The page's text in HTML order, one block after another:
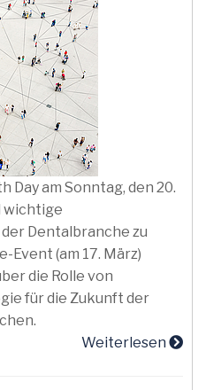
Day am Sonntag, den 20.
wichtige
Dentalbranche zu
Event (am 17. März)
die Rolle von
für die Zukunft der
Weiterlesen